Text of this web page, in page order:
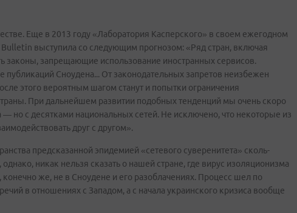
Еще в 2013 году «Лаборатория Касперского» в своем ежегодном
Bulletin выступила со следующим прогнозом: «Ряд стран, включая
законы, запрещающие использование иностранных сервисов.
публикаций Сноудена... От законодательных запретов неизбежен
этого вероятным шагом станут и попытки ограничения
При дальнейшем развитии подобных тенденций мы очень скоро
но с десятками национальных сетей. Не исключено, что некоторые из
друг с другом».
предсказанной эпидемией «сетевого суверенитета» сколь-
никак нельзя сказать о нашей стране, где вирус изоляционизма
же, не в Сноудене и его разоблачениях. Процесс шел по
в отношениях с Западом, а с начала украинского кризиса вообще